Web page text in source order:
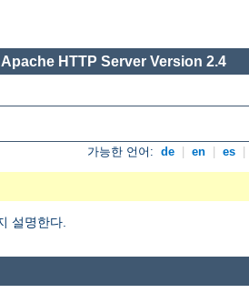
Apache HTTP Server Version 2.4
가능한 언어: de en es
설명한다.